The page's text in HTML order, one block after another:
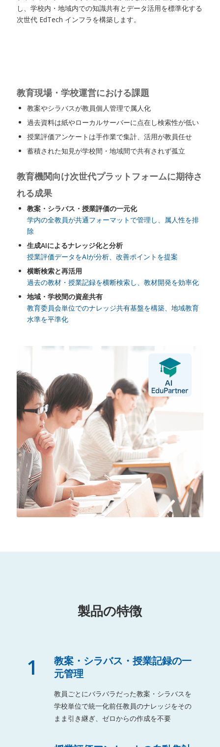
し、学校内・地域内での知識共有とデータ活用を標準化する
次世代 EdTech インフラを構築します。
教育現場・学校運営における課題
教案やシラバスが教員個人管理で属人化
過去資料は紙やローカルサーバーに点在し検索性が低い
授業評価アンケートは手作業で集計、活用が教員任せ
蓄積された知見が学校間・地域間で共有されず孤立
教育機関向け次世代プラットフォームに期待さ
れる成果
教案・シラバス・授業評価の一元化
学内の全教員が共通フォーマットで管理し、属人性を排
除
生成AIによるナレッジ化と分析
授業評価データをAIが分析、改善ポイントを提案
横断検索と再活用
過去の教材・授業記録を横断検索し、教材開発を効率化
地域・学校間の資産共有
教育委員会単位でのナレッジ共有基盤を構築、地域教育
水準を平準化
製品の特徴
1
教案・シラバス・授業記録の一
元管理
教員ごとにバラバラだった教案・シラバスを
学校単位で統一化前任教員のナレッジをその
まま引き継ぎ、ゼロからの作成を不要